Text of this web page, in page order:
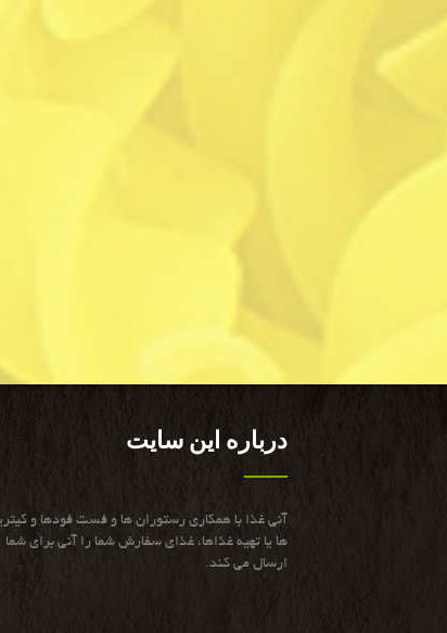
درباره این سایت
آنی غذا با همكاری رستوران ها و فست فودها و
ها یا تهیه غذاها، غذای سفارش شما را آنی برای شما
ارسال می كند.